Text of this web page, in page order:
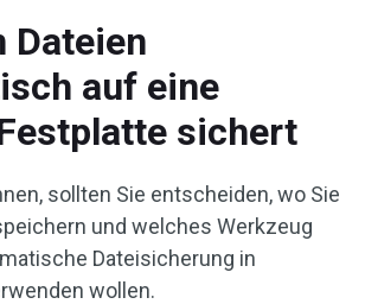
Dateien
auf eine
sichert
sollten Sie entscheiden, wo Sie
und welches Werkzeug
Dateisicherung in
wollen.